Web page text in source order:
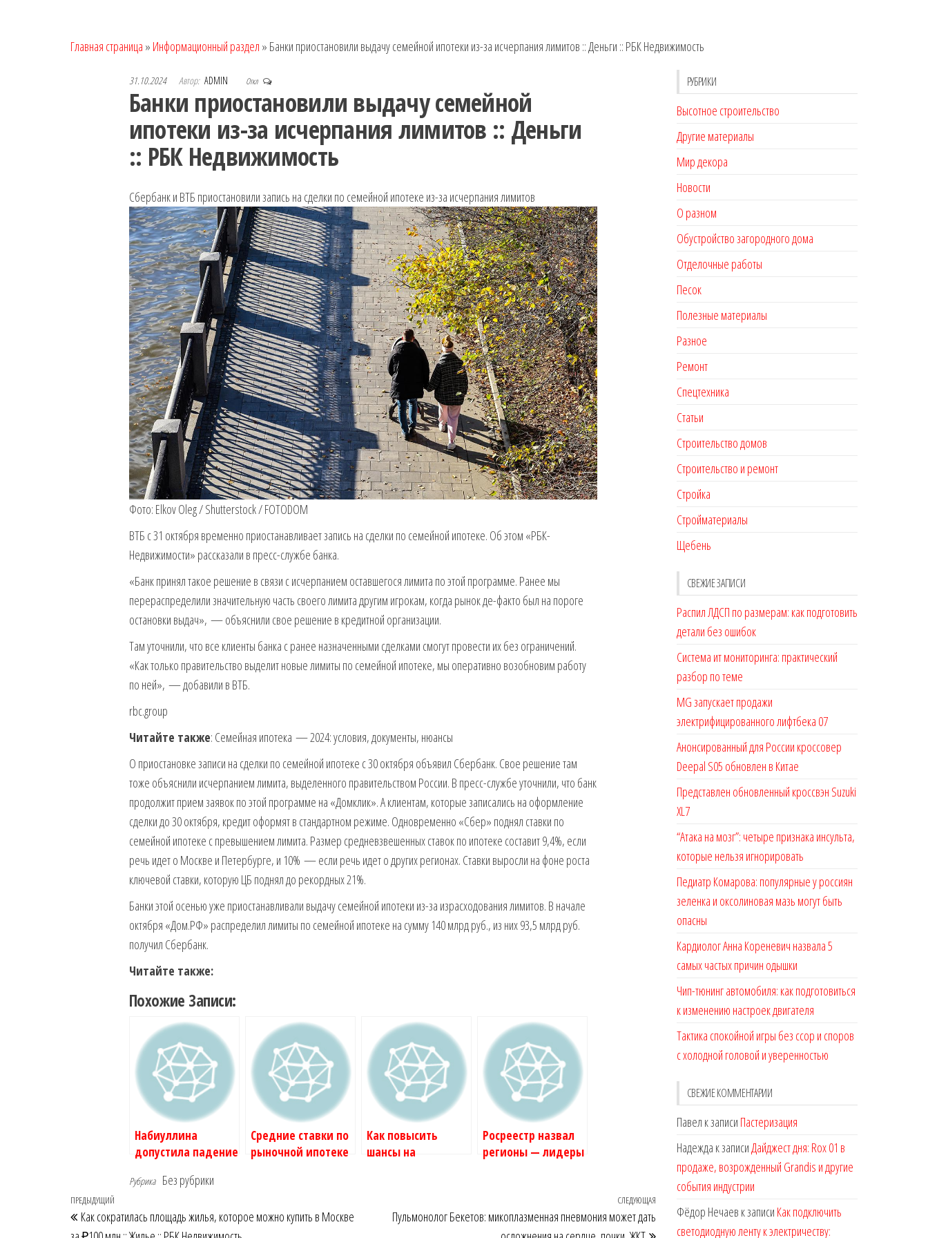
Главная страница » Информационный раздел » Банки приостановили выдачу семейной ипотеки из-за исчерпания лимитов :: Деньги :: РБК Недвижимость
31.10.2024 Автор: ADMIN Откл
Банки приостановили выдачу семейной
ипотеки из-за исчерпания лимитов :: Деньги
:: РБК Недвижимость
Сбербанк и ВТБ приостановили запись на сделки по семейной ипотеке из-за исчерпания лимитов
Фото: Elkov Oleg / Shutterstock / FOTODOM
ВТБ с 31 октября временно приостанавливает запись на сделки по семейной ипотеке. Об этом «РБК-
Недвижимости» рассказали в пресс-службе банка.
«Банк принял такое решение в связи с исчерпанием оставшегося лимита по этой программе. Ранее мы
перераспределили значительную часть своего лимита другим игрокам, когда рынок де-факто был на пороге
остановки выдач», — объяснили свое решение в кредитной организации.
Там уточнили, что все клиенты банка с ранее назначенными сделками смогут провести их без ограничений.
«Как только правительство выделит новые лимиты по семейной ипотеке, мы оперативно возобновим работу
по ней», — добавили в ВТБ.
rbc.group
Читайте также: Семейная ипотека — 2024: условия, документы, нюансы
О приостановке записи на сделки по семейной ипотеке с 30 октября объявил Сбербанк. Свое решение там
тоже объяснили исчерпанием лимита, выделенного правительством России. В пресс-службе уточнили, что банк
продолжит прием заявок по этой программе на «Домклик». А клиентам, которые записались на оформление
сделки до 30 октября, кредит оформят в стандартном режиме. Одновременно «Сбер» поднял ставки по
семейной ипотеке с превышением лимита. Размер средневзвешенных ставок по ипотеке составит 9,4%, если
речь идет о Москве и Петербурге, и 10% — если речь идет о других регионах. Ставки выросли на фоне роста
ключевой ставки, которую ЦБ поднял до рекордных 21%.
Банки этой осенью уже приостанавливали выдачу семейной ипотеки из-за израсходования лимитов. В начале
октября «Дом.РФ» распределил лимиты по семейной ипотеке на сумму 140 млрд руб., из них 93,5 млрд руб.
получил Сбербанк.
Читайте также:
Похожие Записи:
Набиуллина
допустила падение
ипотеки до 20–30%
Недвижимость
Средние ставки по
рыночной ипотеке
Как повысить
шансы на
экспертов и банков
Росреестр назвал
регионы — лидеры
РБК Недвижимость
Рубрика Без рубрики
Навигация
по
Предыдущая
запись
ПРЕДЫДУЩИЙ
Как сократилась площадь жилья, которое можно купить в Москве
Следующая
запись
СЛЕДУЮЩАЯ
Пульмонолог Бекетов: микоплазменная пневмония может дать
РУБРИКИ
Высотное строительство
Другие материалы
Мир декора
Новости
О разном
Обустройство загородного дома
Отделочные работы
Песок
Полезные материалы
Разное
Ремонт
Спецтехника
Статьи
Строительство домов
Строительство и ремонт
Стройка
Стройматериалы
Щебень
СВЕЖИЕ ЗАПИСИ
Распил ЛДСП по размерам: как подготовить
детали без ошибок
Система ит мониторинга: практический
разбор по теме
MG запускает продажи
электрифицированного лифтбека 07
Анонсированный для России кроссовер
Deepal S05 обновлен в Китае
Представлен обновленный кроссвэн Suzuki
XL7
“Атака на мозг”: четыре признака инсульта,
которые нельзя игнорировать
Педиатр Комарова: популярные у россиян
зеленка и оксолиновая мазь могут быть
опасны
Кардиолог Анна Кореневич назвала 5
самых частых причин одышки
Чип-тюнинг автомобиля: как подготовиться
к изменению настроек двигателя
Тактика спокойной игры без ссор и споров
с холодной головой и уверенностью
СВЕЖИЕ КОММЕНТАРИИ
Павел к записи Пастеризация
Надежда к записиДайджест дня: Rox 01 в
продаже, возрожденный Grandis и другие
события индустрии
Фёдор Нечаев к записи Как подключить
светодиодную ленту к электричеству: